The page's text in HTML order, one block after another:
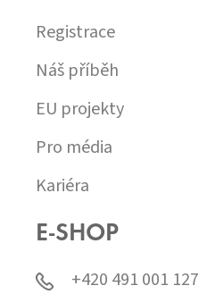
Registrace
Náš příběh
EU projekty
Pro média
Kariéra
E-SHOP
+420 491 001 127